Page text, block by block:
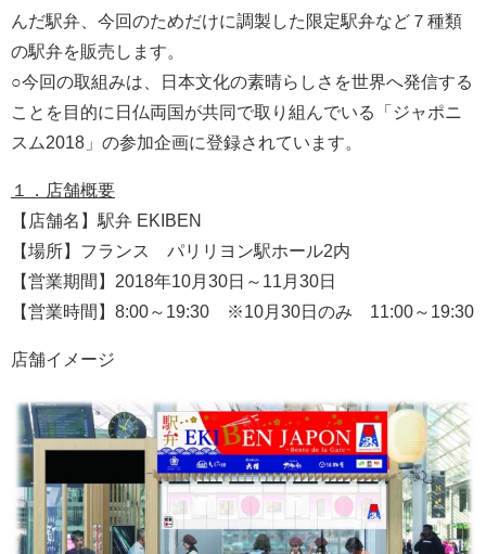
んだ駅弁、今回のためだけに調製した限定駅弁など７種類
の駅弁を販売します。
○今回の取組みは、日本文化の素晴らしさを世界へ発信する
ことを目的に日仏両国が共同で取り組んでいる「ジャポニ
スム2018」の参加企画に登録されています。
１．店舗概要
【店舗名】駅弁 EKIBEN
【場所】フランス パリリヨン駅ホール2内
【営業期間】2018年10月30日～11月30日
【営業時間】8:00～19:30 ※10月30日のみ 11:00～19:30
店舗イメージ